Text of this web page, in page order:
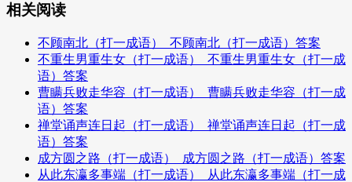
相关阅读
不顾南北（打一成语）_不顾南北（打一成语）答案
不重生男重生女（打一成语）_不重生男重生女（打一成
语）答案
曹瞒兵败走华容（打一成语）_曹瞒兵败走华容（打一成
语）答案
禅堂诵声连日起（打一成语）_禅堂诵声连日起（打一成
语）答案
成方圆之路（打一成语）_成方圆之路（打一成语）答案
从此东瀛多事端（打一成语）_从此东瀛多事端（打一成